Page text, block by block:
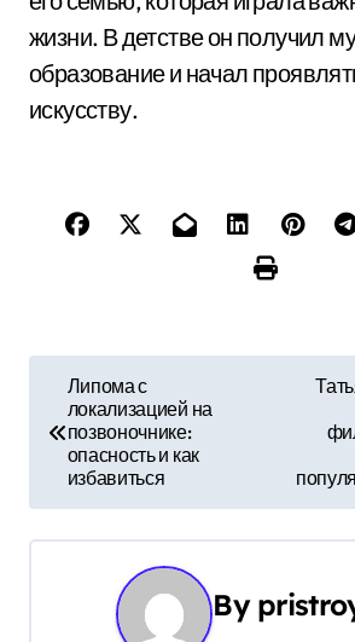
жизни. В детстве он получил
образование и начал
искусству.
и
Липома с
локализацией на
позвоночнике:
опасность и как
избавиться
By